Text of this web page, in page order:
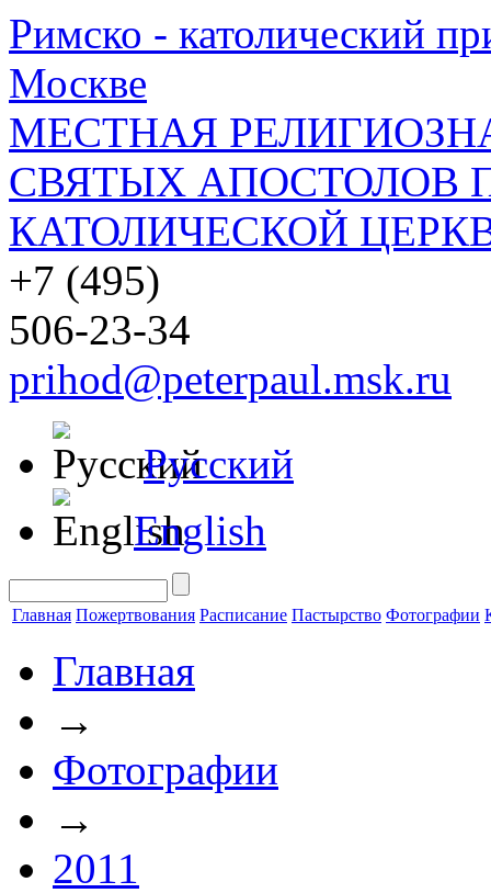
Римско - католический
Москве
МЕСТНАЯ
СВЯТЫХ АПОСТОЛОВ
КАТОЛИЧЕСКОЙ
+7 (495)
506-23-34
prihod@peterpaul.msk.ru
Русский
English
Главная Пожертвования Расписание Пастырство Фотографии
Главная
→
Фотографии
→
2011